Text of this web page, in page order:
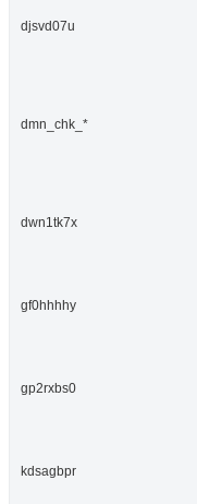
djsvd07u
dmn_chk_*
dwn1tk7x
gf0hhhhy
gp2rxbs0
kdsagbpr